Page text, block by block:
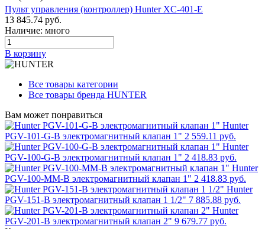
Пульт управления (контроллер) Hunter XC-401-E
13 845.74 руб.
Наличие: много
В корзину
Все товары категории
Все товары бренда HUNTER
Вам может понравиться
Hunter
PGV-101-G-B электромагнитный клапан 1" 2 559.11 руб.
Hunter
PGV-100-G-B электромагнитный клапан 1" 2 418.83 руб.
Hunter
PGV-100-MM-B электромагнитный клапан 1" 2 418.83 руб.
Hunter
PGV-151-B электромагнитный клапан 1 1/2" 7 885.88 руб.
Hunter
PGV-201-B электромагнитный клапан 2" 9 679.77 руб.